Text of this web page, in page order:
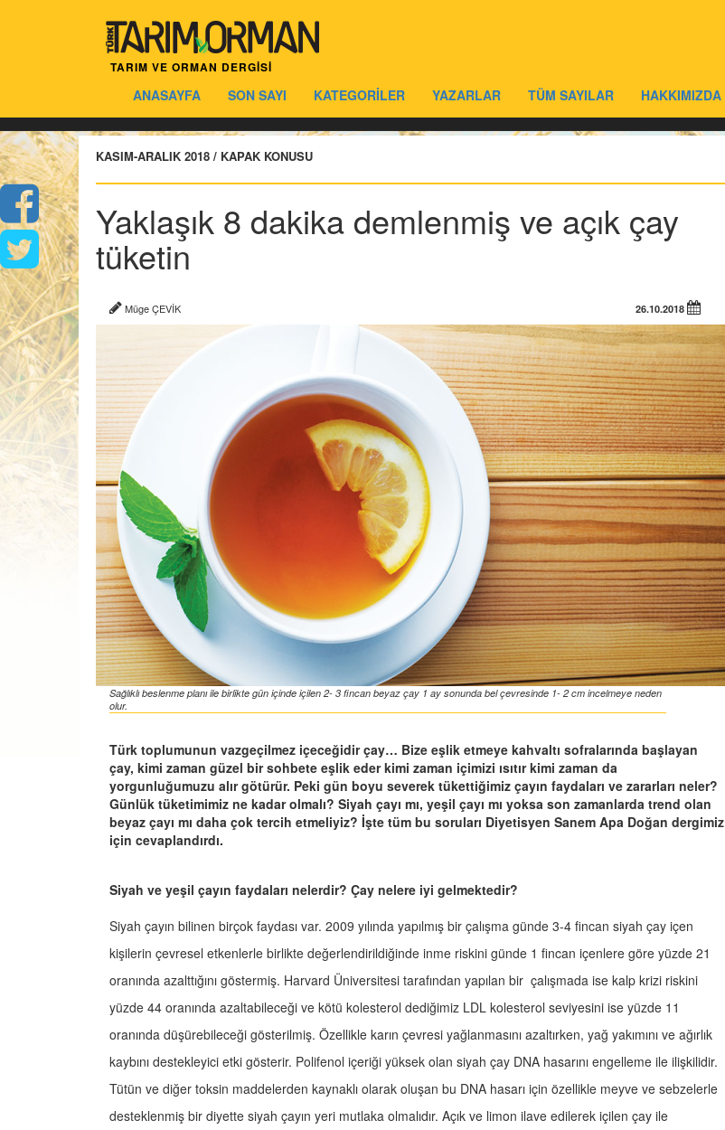
TARIM VE ORMAN DERGİSİ
ANASAYFA SON SAYI KATEGORİLER YAZARLAR TÜM SAYILAR HAKKIMIZDA
KASIM-ARALIK 2018 / KAPAK KONUSU
Yaklaşık 8 dakika demlenmiş ve açık çay
tüketin
Müge ÇEVİK 26.10.2018
Sağlıklı beslenme planı ile birlikte gün içinde içilen 2- 3 fincan beyaz çay 1 ay sonunda bel çevresinde 1- 2 cm incelmeye neden
olur.
Türk toplumunun vazgeçilmez içeceğidir çay… Bize eşlik etmeye kahvaltı sofralarında başlayan
çay, kimi zaman güzel bir sohbete eşlik eder kimi zaman içimizi ısıtır kimi zaman da
yorgunluğumuzu alır götürür. Peki gün boyu severek tükettiğimiz çayın faydaları ve zararları neler?
Günlük tüketimimiz ne kadar olmalı? Siyah çayı mı, yeşil çayı mı yoksa son zamanlarda trend olan
beyaz çayı mı daha çok tercih etmeliyiz? İşte tüm bu soruları Diyetisyen Sanem Apa Doğan dergimiz
için cevaplandırdı.
Siyah ve yeşil çayın faydaları nelerdir? Çay nelere iyi gelmektedir?
Siyah çayın bilinen birçok faydası var. 2009 yılında yapılmış bir çalışma günde 3-4 fincan siyah çay içen
kişilerin çevresel etkenlerle birlikte değerlendirildiğinde inme riskini günde 1 fincan içenlere göre yüzde 21
oranında azalttığını göstermiş. Harvard Üniversitesi tarafından yapılan bir çalışmada ise kalp krizi riskini
yüzde 44 oranında azaltabileceği ve kötü kolesterol dediğimiz LDL kolesterol seviyesini ise yüzde 11
oranında düşürebileceği gösterilmiş. Özellikle karın çevresi yağlanmasını azaltırken, yağ yakımını ve ağırlık
kaybını destekleyici etki gösterir. Polifenol içeriği yüksek olan siyah çay DNA hasarını engelleme ile ilişkilidir.
Tütün ve diğer toksin maddelerden kaynaklı olarak oluşan bu DNA hasarı için özellikle meyve ve sebzelerle
desteklenmiş bir diyette siyah çayın yeri mutlaka olmalıdır. Açık ve limon ilave edilerek içilen çay ile